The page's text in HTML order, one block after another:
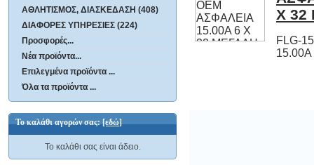
ΑΘΛΗΤΙΣΜΟΣ, ΔΙΑΣΚΕΔΑΣΗ (408)
ΔΙΑΦΟΡΕΣ ΥΠΗΡΕΣΙΕΣ (224)
Προσφορές...
Νέα προϊόντα...
Επιλεγμένα προϊόντα ...
Όλα τα προϊόντα ...
Το καλάθι αγορών σας:[εδώ]
Το καλάθι σας είναι άδειο.
Χ 32
FLG-